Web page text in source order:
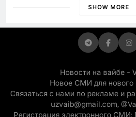
просить «кашу
SHOW MORE
Новости на вайбе -
Новое СМИ для нового
Связаться с нами по рекламе и
uzvaib@gmail.com,
Регистрация электронного